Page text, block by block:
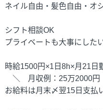
ネイル自由・髪色自由・オ
シフト相談OK
プライベートも大事にした
時給1500円×1日8h×月21日
＼ 月収例：25万2000
お給料は月末〆翌15日支払